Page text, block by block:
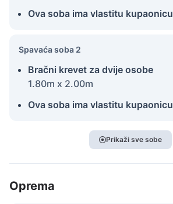
Ova soba ima vlastitu kupaonicu
Spavaća soba 2
Bračni krevet za dvije osobe
1.80m x 2.00m
Ova soba ima vlastitu kupaonicu
Prikaži sve sobe
Oprema